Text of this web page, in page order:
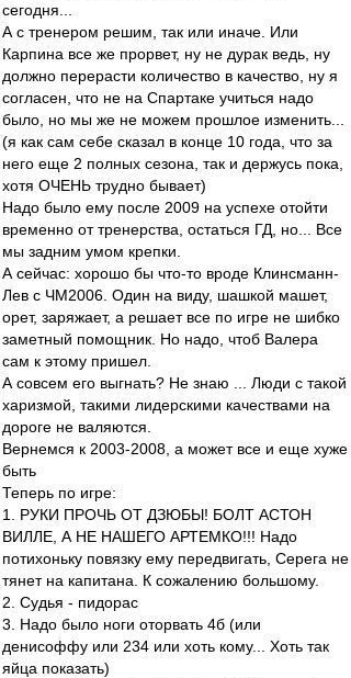
сегодня...
А с тренером решим, так или иначе. Или
Карпина все же прорвет, ну не дурак ведь, ну
должно перерасти количество в качество, ну я
согласен, что не на Спартаке учиться надо
было, но мы же не можем прошлое изменить...
(я как сам себе сказал в конце 10 года, что за
него еще 2 полных сезона, так и держусь пока,
хотя ОЧЕНЬ трудно бывает)
Надо было ему после 2009 на успехе отойти
временно от тренерства, остаться ГД, но... Все
мы задним умом крепки.
А сейчас: хорошо бы что-то вроде Клинсманн-
Лев с ЧМ2006. Один на виду, шашкой машет,
орет, заряжает, а решает все по игре не шибко
заметный помощник. Но надо, чтоб Валера
сам к этому пришел.
А совсем его выгнать? Не знаю ... Люди с такой
харизмой, такими лидерскими качествами на
дороге не валяются.
Вернемся к 2003-2008, а может все и еще хуже
быть
Теперь по игре:
1. РУКИ ПРОЧЬ ОТ ДЗЮБЫ! БОЛТ АСТОН
ВИЛЛЕ, А НЕ НАШЕГО АРТЕМКО!!! Надо
потихоньку повязку ему передвигать, Серега не
тянет на капитана. К сожалению большому.
2. Судья - пидорас
3. Надо было ноги оторвать 4б (или
денисоффу или 234 или хоть кому... Хоть так
яйца показать)